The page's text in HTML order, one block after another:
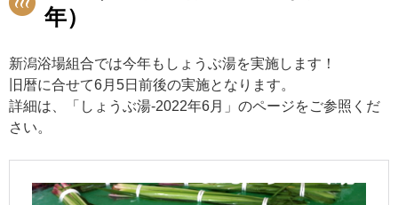
年）
新潟浴場組合では今年もしょうぶ湯を実施します！
旧暦に合せて6月5日前後の実施となります。
詳細は、「しょうぶ湯-2022年6月」のページをご参照くだ
さい。